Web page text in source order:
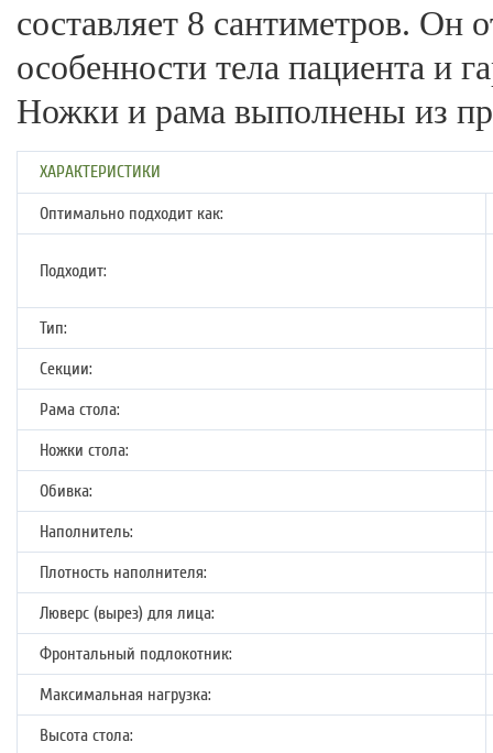
составляет 8 сантиметров. Он
особенности тела пациента и
Ножки и рама выполнены из
ХАРАКТЕРИСТИКИ
Оптимально подходит как:
Подходит:
Тип:
Секции:
Рама стола:
Ножки стола:
Обивка:
Наполнитель:
Плотность наполнителя:
Люверс (вырез) для лица:
Фронтальный подлокотник:
Максимальная нагрузка:
Высота стола: